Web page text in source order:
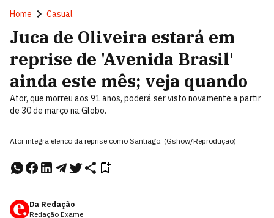
Home Casual
Juca de Oliveira estará em
reprise de 'Avenida Brasil'
ainda este mês; veja quando
Ator, que morreu aos 91 anos, poderá ser visto novamente a partir
de 30 de março na Globo.
Ator integra elenco da reprise como Santiago. (Gshow/Reprodução)
Da Redação
Redação Exame